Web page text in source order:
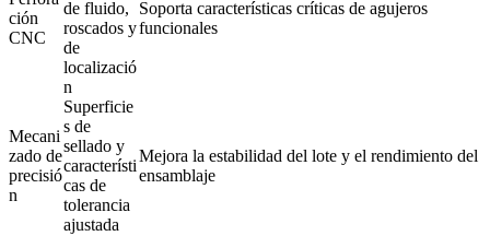
ción
CNC
de fluido,
roscados y
de
localizació
n
Soporta características críticas de agujeros
funcionales
Mecani
zado de
precisió
n
Superficie
s de
sellado y
característi
cas de
tolerancia
ajustada
Mejora la estabilidad del lote y el rendimiento del
ensamblaje